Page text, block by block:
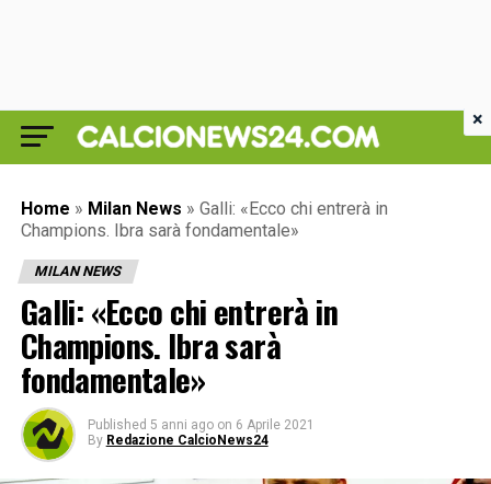
Home » Milan News » Galli: «Ecco chi entrerà in
Champions. Ibra sarà fondamentale»
MILAN NEWS
Galli: «Ecco chi entrerà in
Champions. Ibra sarà
fondamentale»
Published 5 anni ago on 6 Aprile 2021
By Redazione CalcioNews24
×